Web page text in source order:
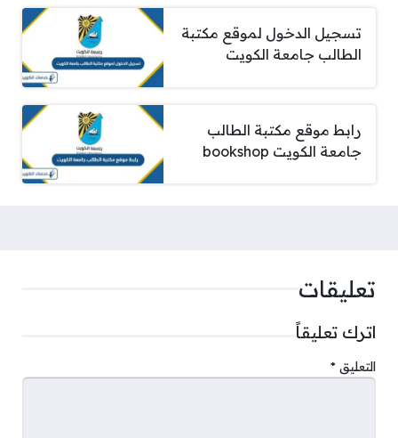
تسجيل الدخول لموقع مكتبة
الطالب جامعة الكويت
رابط موقع مكتبة الطالب
جامعة الكويت bookshop
تعليقات
اترك تعليقاً
التعليق *